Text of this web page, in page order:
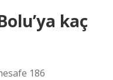
kaç
186